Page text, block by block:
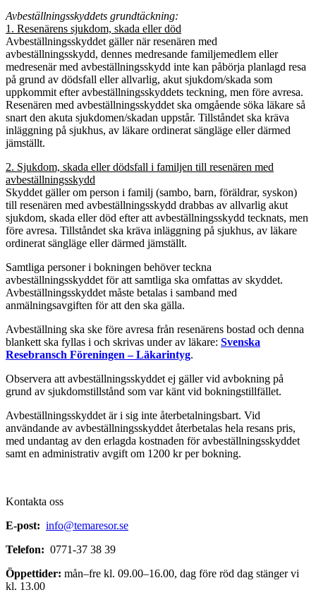
Avbeställningsskyddets grundtäckning:
1. Resenärens sjukdom, skada eller död
Avbeställningsskyddet gäller när resenären med
avbeställningsskydd, dennes medresande familjemedlem eller
medresenär med avbeställningsskydd inte kan påbörja planlagd resa
på grund av dödsfall eller allvarlig, akut sjukdom/skada som
uppkommit efter avbeställningsskyddets teckning, men före avresa.
Resenären med avbeställningsskyddet ska omgående söka läkare så
snart den akuta sjukdomen/skadan uppstår. Tillståndet ska kräva
inläggning på sjukhus, av läkare ordinerat sängläge eller därmed
jämställt.
2. Sjukdom, skada eller dödsfall i familjen till resenären med
avbeställningsskydd
Skyddet gäller om person i familj (sambo, barn, föräldrar, syskon)
till resenären med avbeställningsskydd drabbas av allvarlig akut
sjukdom, skada eller död efter att avbeställningsskydd tecknats, men
före avresa. Tillståndet ska kräva inläggning på sjukhus, av läkare
ordinerat sängläge eller därmed jämställt.
Samtliga personer i bokningen behöver teckna
avbeställningsskyddet för att samtliga ska omfattas av skyddet.
Avbeställningsskyddet måste betalas i samband med
anmälningsavgiften för att den ska gälla.
Avbeställning ska ske före avresa från resenärens bostad och denna
blankett ska fyllas i och skrivas under av läkare: Svenska
Resebransch Föreningen – Läkarintyg.
Observera att avbeställningsskyddet ej gäller vid avbokning på
grund av sjukdomstillstånd som var känt vid bokningstillfället.
Avbeställningsskyddet är i sig inte återbetalningsbart. Vid
användande av avbeställningsskyddet återbetalas hela resans pris,
med undantag av den erlagda kostnaden för avbeställningsskyddet
samt en administrativ avgift om 1200 kr per bokning.
Kontakta oss
E-post: info@temaresor.se
Telefon: 0771-37 38 39
Öppettider: mån–fre kl. 09.00–16.00, dag före röd dag stänger vi
kl. 13.00